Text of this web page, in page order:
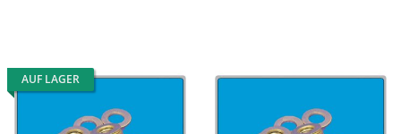
AUF LAGER